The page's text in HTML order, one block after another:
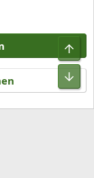
Ltd.